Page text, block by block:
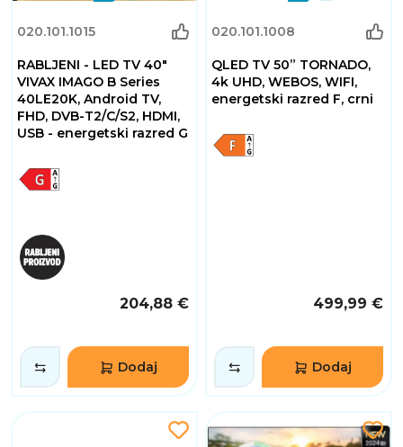
020.101.1015
RABLJENI - LED TV 40"
VIVAX IMAGO B Series
40LE20K, Android TV,
FHD, DVB-T2/C/S2, HDMI,
USB - energetski razred G
204,88 €
Dodaj
020.101.1008
QLED TV 50” TORNADO,
4k UHD, WEBOS, WIFI,
energetski razred F, crni
499,99 €
Dodaj